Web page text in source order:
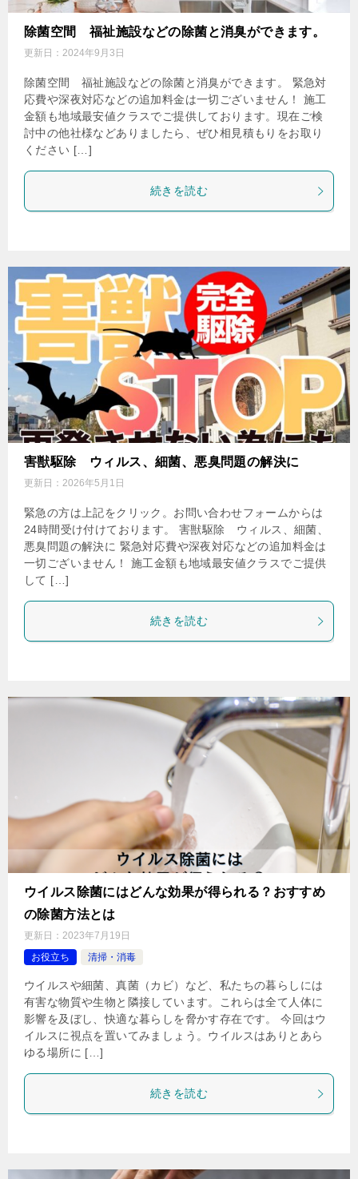
除菌空間 福祉施設などの除菌と消臭ができます。
更新日： 2024年9月3日
除菌空間 福祉施設などの除菌と消臭ができます。 緊急対
応費や深夜対応などの追加料金は一切ございません！ 施工
金額も地域最安値クラスでご提供しております。現在ご検
討中の他社様などありましたら、ぜひ相見積もりをお取り
ください […]
続きを読む
害獣駆除 ウィルス、細菌、悪臭問題の解決に
更新日： 2026年5月1日
緊急の方は上記をクリック。お問い合わせフォームからは
24時間受け付けております。 害獣駆除 ウィルス、細菌、
悪臭問題の解決に 緊急対応費や深夜対応などの追加料金は
一切ございません！ 施工金額も地域最安値クラスでご提供
して […]
続きを読む
ウイルス除菌にはどんな効果が得られる？おすすめ
の除菌方法とは
更新日： 2023年7月19日
お役立ち
清掃・消毒
ウイルスや細菌、真菌（カビ）など、私たちの暮らしには
有害な物質や生物と隣接しています。これらは全て人体に
影響を及ぼし、快適な暮らしを脅かす存在です。 今回はウ
イルスに視点を置いてみましょう。ウイルスはありとあら
ゆる場所に […]
続きを読む